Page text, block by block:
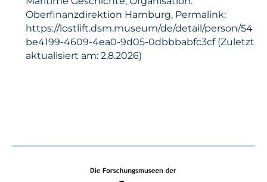
Oberfinanzdirektion Hamburg, Permalink:
https://lostlift.dsm.museum/de/detail/person/54
be4199-4609-4ea0-9d05-0dbbbabfc3cf (Zuletzt
aktualisiert am: 2.8.2026)